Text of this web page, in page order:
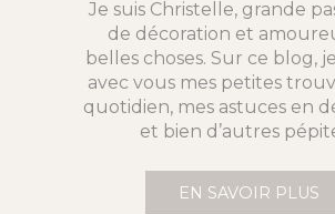
Je suis Christelle, grande
de décoration et
belles choses. Sur ce blog,
avec vous mes petites
quotidien, mes astuces en
et bien d’autres
EN SAVOIR PLUS